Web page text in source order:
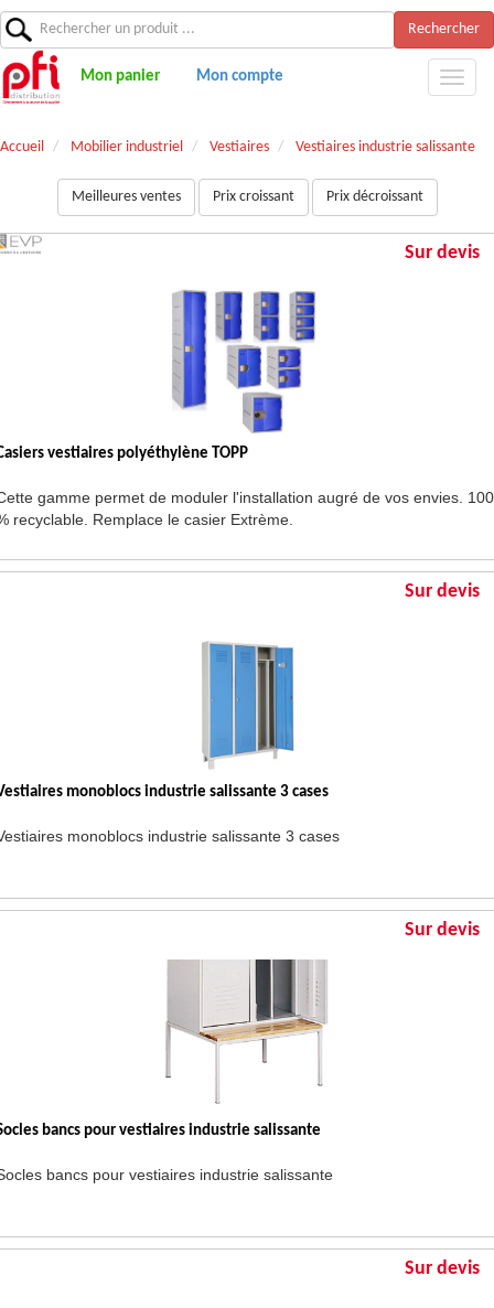
Rechercher
Mon panier Mon compte
Accueil Mobilier industriel Vestiaires Vestiaires industrie salissante
Meilleures ventes Prix croissant Prix décroissant
Sur devis
vestiaires polyéthylène TOPP
gamme permet de moduler l'installation augré de vos envies. 100
recyclable. Remplace le casier Extrème.
Sur devis
monoblocs industrie salissante 3 cases
monoblocs industrie salissante 3 cases
Sur devis
bancs pour vestiaires industrie salissante
bancs pour vestiaires industrie salissante
Sur devis